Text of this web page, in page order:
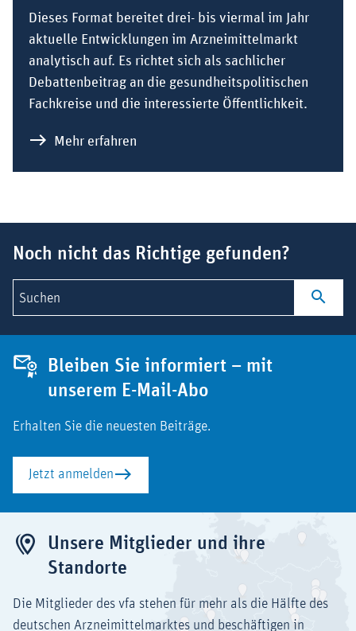
Dieses Format bereitet drei- bis viermal im Jahr
aktuelle Entwicklungen im Arzneimittelmarkt
analytisch auf. Es richtet sich als sachlicher
Debattenbeitrag an die gesundheitspolitischen
Fachkreise und die interessierte Öffentlichkeit.
Mehr erfahren
Noch nicht das Richtige gefunden?
Suchen
Bleiben Sie informiert – mit
unserem E-Mail-Abo
Erhalten Sie die neuesten Beiträge.
Jetzt anmelden
Unsere Mitglieder und ihre
Standorte
Die Mitglieder des vfa stehen für mehr als die Hälfte des
deutschen Arzneimittelmarktes und beschäftigen in